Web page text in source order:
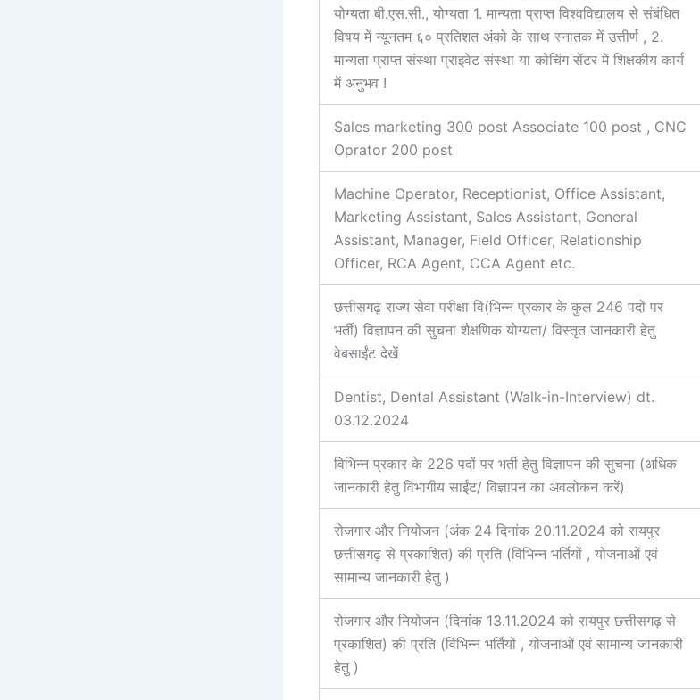
योग्यता बी.एस.सी., योग्यता 1. मान्यता प्राप्त विश्वविद्यालय से संबंधित
विषय में न्यूनतम ६० प्रतिशत अंको के साथ स्नातक में उत्तीर्ण , 2.
मान्यता प्राप्त संस्था प्राइवेट संस्था या कोचिंग सेंटर में शिक्षकीय कार्य
में अनुभव !
Sales marketing 300 post Associate 100 post , CNC
Oprator 200 post
Machine Operator, Receptionist, Office Assistant,
Marketing Assistant, Sales Assistant, General
Assistant, Manager, Field Officer, Relationship
Officer, RCA Agent, CCA Agent etc.
छत्तीसगढ़ राज्य सेवा परीक्षा वि(भिन्न प्रकार के कुल 246 पदों पर
भर्ती) विज्ञापन की सुचना शैक्षणिक योग्यता/ विस्तृत जानकारी हेतु
वेबसाईंट देखें
Dentist, Dental Assistant (Walk-in-Interview) dt.
03.12.2024
विभिन्न प्रकार के 226 पदों पर भर्ती हेतु विज्ञापन की सुचना (अधिक
जानकारी हेतु विभागीय साईंट/ विज्ञापन का अवलोकन करें)
रोजगार और नियोजन (अंक 24 दिनांक 20.11.2024 को रायपुर
छत्तीसगढ़ से प्रकाशित) की प्रति (विभिन्न भर्तियों , योजनाओं एवं
सामान्य जानकारी हेतु )
रोजगार और नियोजन (दिनांक 13.11.2024 को रायपुर छत्तीसगढ़ से
प्रकाशित) की प्रति (विभिन्न भर्तियों , योजनाओं एवं सामान्य जानकारी
हेतु )